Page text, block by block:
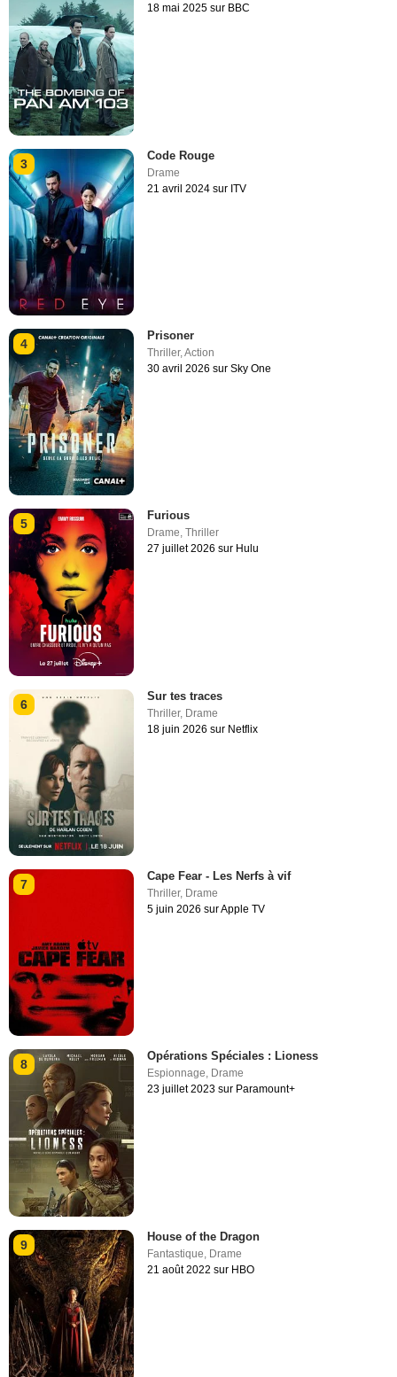
18 mai 2025 sur BBC
3
Code Rouge
Drame
21 avril 2024 sur ITV
4
Prisoner
Thriller,Action
30 avril 2026 sur Sky One
5
Furious
Drame,Thriller
27 juillet 2026 sur Hulu
6
Sur tes traces
Thriller, Drame
18 juin 2026 sur Netflix
7
Cape Fear - Les Nerfs à vif
Thriller, Drame
5 juin 2026 sur Apple TV
8
Opérations Spéciales : Lioness
Espionnage, Drame
23 juillet 2023 sur Paramount+
9
House of the Dragon
Fantastique Drame
21 août 2022 sur HBO